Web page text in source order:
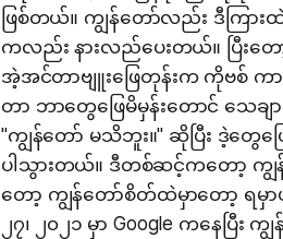
ဖြစ်တယ်။ ကျွန်တော်လည်း ဒီကြား
ကလည်း နားလည်ပေးတယ်။ ပြီးတေ
အဲ့အင်တာဗျူးဖြေတုန်းက ကိုဗစ် ကာ
တာ ဘာတွေဖြေမိမှန်းတောင် သေ
"ကျွန်တော် မသိဘူး။" ဆိုပြီး ဒဲ့တွေ
ပါသွားတယ်။ ဒီတစ်ဆင့်ကတော့ ကျွန်
တော့ ကျွန်တော်စိတ်ထဲမှာတော့ ရ
၂၇၊ ၂၀၂၁ မှာ Google ကနေပြီ